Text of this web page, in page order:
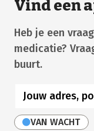
Vind een
Heb je een
medicatie?
buurt.
VAN WACHT